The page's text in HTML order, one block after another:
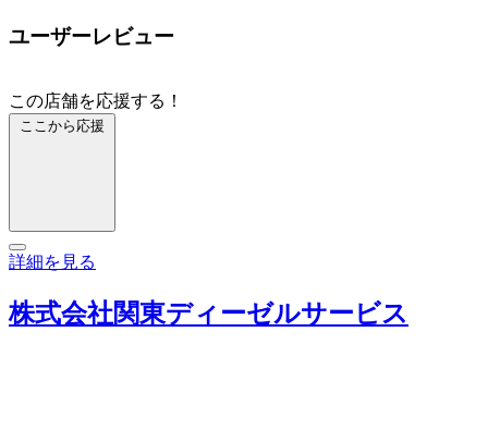
ユーザーレビュー
この店舗を応援する！
ここから応援
詳細を見る
株式会社関東ディーゼルサービス